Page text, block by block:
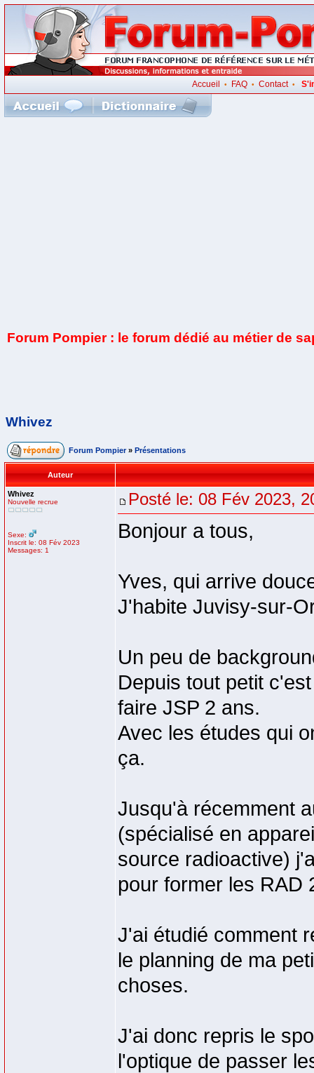
Accueil • FAQ• Contact•
Forum Pompier : le forum dédié au métier de
Whivez
Forum Pompier » Présentations
Auteur
Whivez
Nouvelle recrue
Sexe:
Inscrit le: 08 Fév 2023
Messages: 1
Posté le: 08 Fév 2023,
Bonjour a tous,
Yves, qui arrive
J'habite Juvisy-sur-
Un peu de
Depuis tout petit
faire JSP 2 ans.
Avec les études qui
ça.
Jusqu'à récemment
(spécialisé en
source radioactive)
pour former les RAD
J'ai étudié comment
le planning de ma
choses.
J'ai donc repris le
l'optique de passer